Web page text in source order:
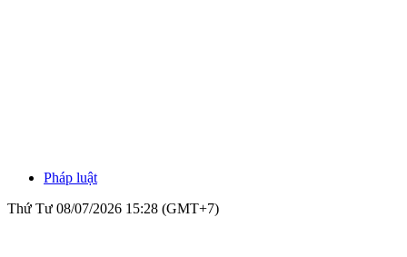
Pháp luật
Thứ Tư 08/07/2026 15:28 (GMT+7)